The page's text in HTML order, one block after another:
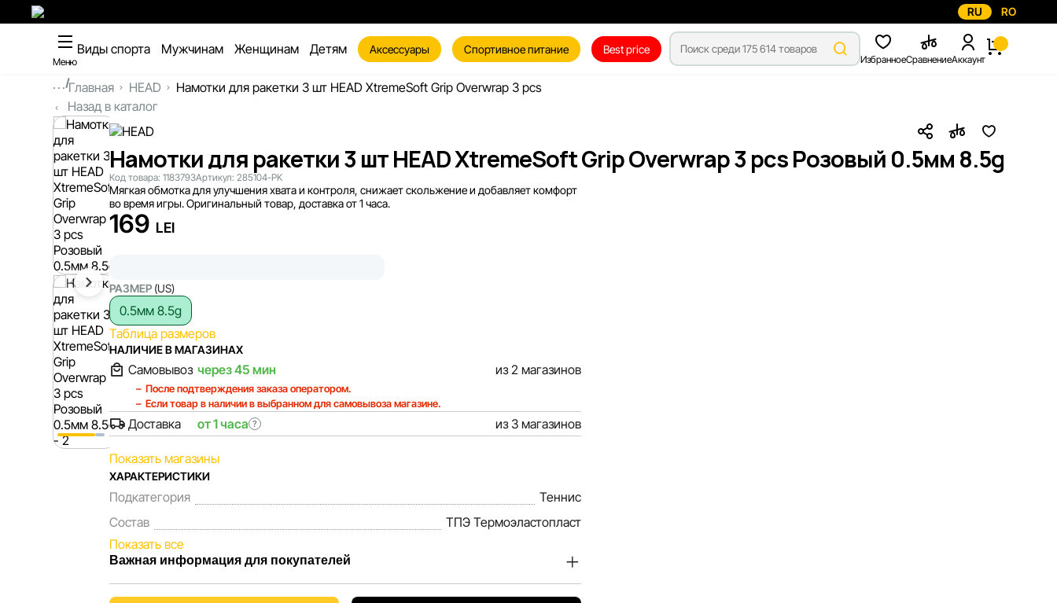
RU RO
Меню
Виды спорта Мужчинам Женщинам Детям Аксессуары Спортивное питание Best price
ИзбранноеСравнениеАккаунт
...Главная HEAD
Намотки для ракетки 3 шт HEAD XtremeSoft Grip Overwrap 3 pcs
Назад в каталог
Намотки для ракетки 3 шт HEAD XtremeSoft Grip Overwrap 3 pcs Розовый 0.5мм 8.5g
Код товара: 1183793Артикул: 285104-PK
Мягкая обмотка для улучшения хвата и контроля, снижает скольжение и добавляет комфорт
во время игры. Оригинальный товар, доставка от 1 часа.
169 LEI
РАЗМЕР (US)
0.5мм 8.5g
Таблица размеров
НАЛИЧИЕ В МАГАЗИНАХ
Самовывоз через 45 мин из 2 магазинов
После подтверждения заказа оператором.
Если товар в наличии в выбранном для самовывоза магазине.
Доставка от 1 часа ? из 3 магазинов
Показать магазины
ХАРАКТЕРИСТИКИ
Подкатегория
Теннис
Состав
ТПЭ Термоэластопласт
Показать все
Важная информация для покупателей
Мы, команда сети магазинов Sportlandia, ценим доверие наших покупателей.